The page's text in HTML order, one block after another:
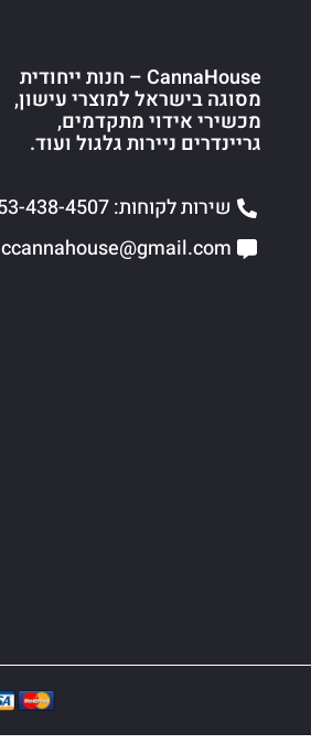
CannaHouse – חנות ייחודית
מסוגה בישראל למוצרי עישון,
מכשירי אידוי מתקדמים,
גריינדרים ניירות גלגול ועוד.
שירות לקוחות: 053-438-4507
ccannahouse@gmail.com